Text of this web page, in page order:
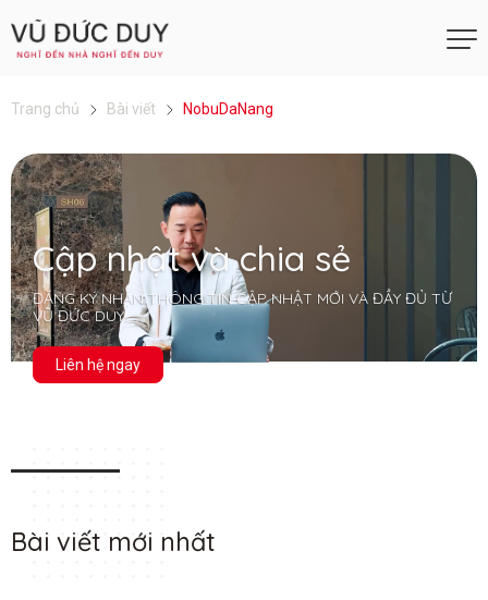
Trang chủ Bài viết NobuDaNang
Cập nhật và chia sẻ
ĐĂNG KÝ NHẬN THÔNG TIN CẬP NHẬT MỚI VÀ ĐẦY ĐỦ TỪ
VŨ ĐỨC DUY
Liên hệ ngay
Bài viết mới nhất